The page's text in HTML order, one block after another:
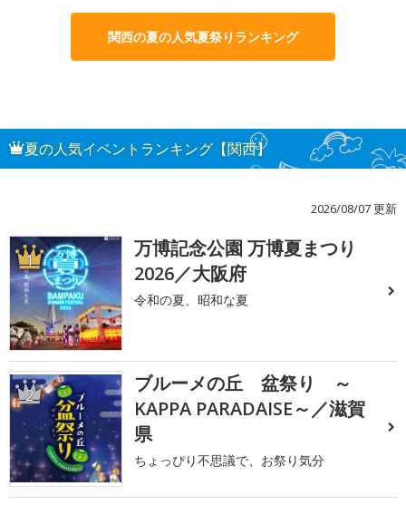
関西の夏の人気夏祭りランキング
夏の人気イベントランキング【関西】
2026/08/07 更新
1
万博記念公園 万博夏まつり
2026／大阪府
令和の夏、昭和な夏
2
ブルーメの丘 盆祭り ～
KAPPA PARADAISE～／滋賀
県
ちょっぴり不思議で、お祭り気分